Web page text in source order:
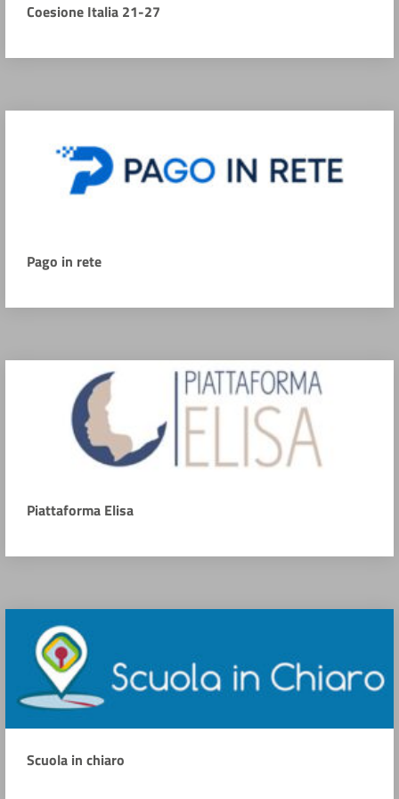
Coesione Italia 21-27
Pago in rete
Piattaforma Elisa
Scuola in chiaro